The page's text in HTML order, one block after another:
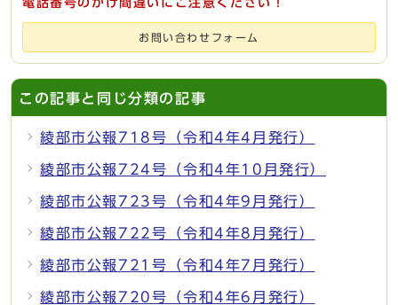
電話番号のかけ間違いにご注意ください！
お問い合わせフォーム
この記事と同じ分類の記事
綾部市公報718号（令和4年4月発行）
綾部市公報724号（令和4年10月発行）
綾部市公報723号（令和4年9月発行）
綾部市公報722号（令和4年8月発行）
綾部市公報721号（令和4年7月発行）
綾部市公報720号（令和4年6月発行）